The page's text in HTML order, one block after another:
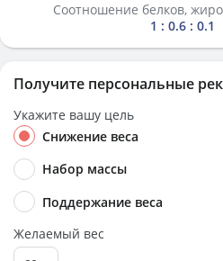
Соотношение белков,
1 : 0.6 : 0.1
Получите персональные
Укажите вашу цель
Снижение веса
Набор массы
Поддержание веса
Желаемый вес